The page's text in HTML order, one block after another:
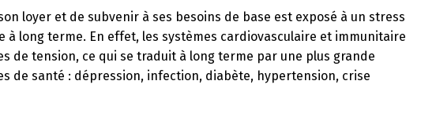
loyer et de subvenir à ses besoins de base est exposé à un stress
à long terme. En effet, les systèmes cardiovasculaire et immunitaire
de tension, ce qui se traduit à long terme par une plus grande
de santé : dépression, infection, diabète, hypertension, crise